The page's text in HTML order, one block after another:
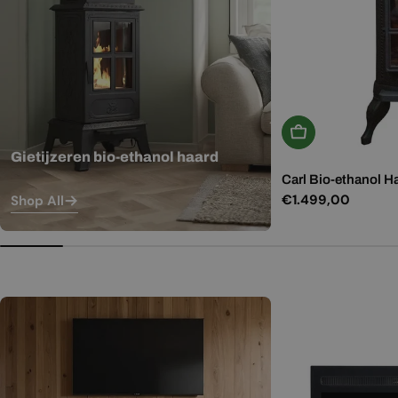
Gietijzeren bio-ethanol haard
Shop All
In Winkelwagen
Carl Bio-ethanol
Normale
€1.499,00